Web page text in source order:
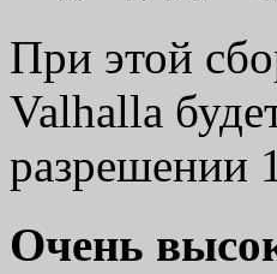
При этой
Valhalla
разрешении
Очень